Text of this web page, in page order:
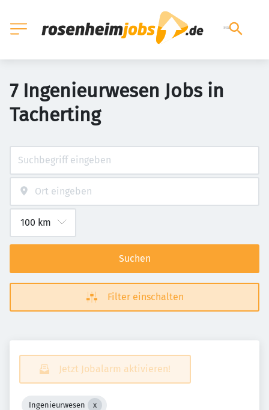
7 Ingenieurwesen Jobs in
Tacherting
Suchen
Filter einschalten
Jetzt Jobalarm aktivieren!
Ingenieurwesen